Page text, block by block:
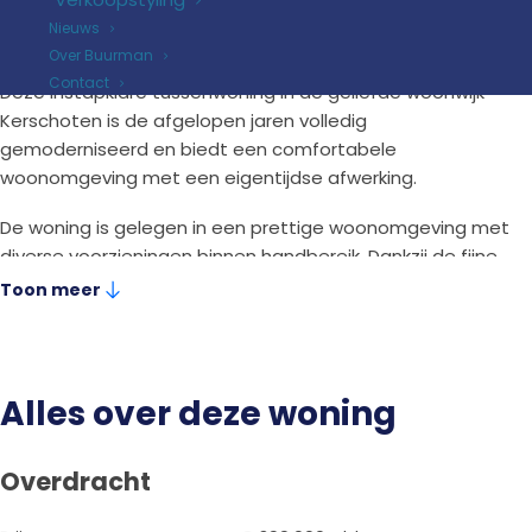
Nieuws
Over Buurman
Contact
159 m2perceel
Deze instapklare tussenwoning in de geliefde woonwijk
Kerschoten is de afgelopen jaren volledig
gemoderniseerd en biedt een comfortabele
woonomgeving met een eigentijdse afwerking.
De woning is gelegen in een prettige woonomgeving met
diverse voorzieningen binnen handbereik. Dankzij de fijne
ligging woon je hier rustig, terwijl winkels, scholen en
jaren grondig aangepakt. Hierdoor profiteer je van een
sfeervolle buitenruimte waar je direct van kunt genieten.
Enkele pluspunten:
Toon meer
Alles over deze woning
Overdracht